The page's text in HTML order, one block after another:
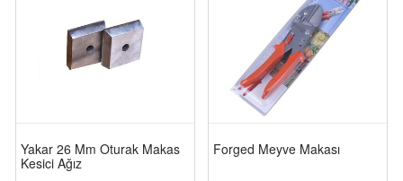
Yakar 26 Mm Oturak Makas
Kesici Ağız
Forged Meyve Makası